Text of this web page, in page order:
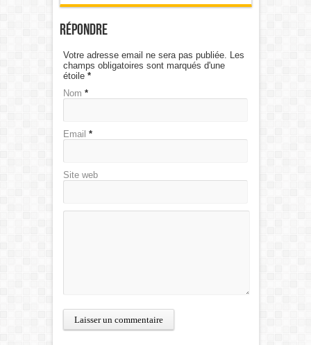
Répondre
Votre adresse email ne sera pas publiée. Les
champs obligatoires sont marqués d'une
étoile *
Nom *
Email *
Site web